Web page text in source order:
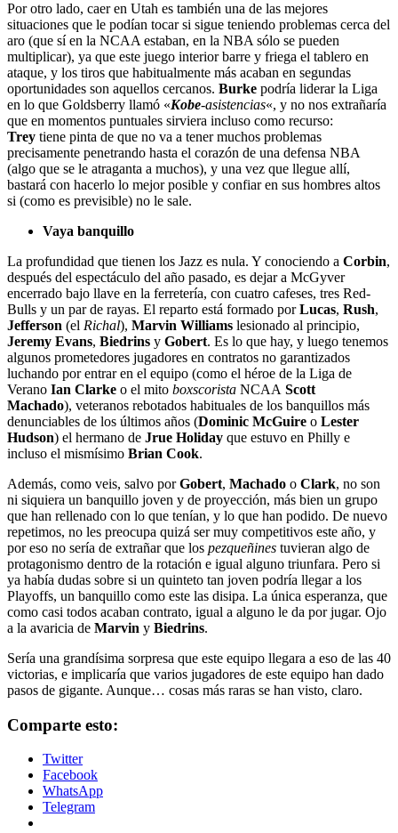
Por otro lado, caer en Utah es también una de las mejores
situaciones que le podían tocar si sigue teniendo problemas cerca del
aro (que sí en la NCAA estaban, en la NBA sólo se pueden
multiplicar), ya que este juego interior barre y friega el tablero en
ataque, y los tiros que habitualmente más acaban en segundas
oportunidades son aquellos cercanos. Burke podría liderar la Liga
en lo que Goldsberry llamó «Kobe-asistencias«, y no nos extrañaría
que en momentos puntuales sirviera incluso como recurso:
Trey tiene pinta de que no va a tener muchos problemas
precisamente penetrando hasta el corazón de una defensa NBA
(algo que se le atraganta a muchos), y una vez que llegue allí,
bastará con hacerlo lo mejor posible y confiar en sus hombres altos
si (como es previsible) no le sale.
Vaya banquillo
La profundidad que tienen los Jazz es nula. Y conociendo a Corbin,
después del espectáculo del año pasado, es dejar a McGyver
encerrado bajo llave en la ferretería, con cuatro cafeses, tres Red-
Bulls y un par de rayas. El reparto está formado porLucas, Rush,
Jefferson (el Richal), Marvin Williams lesionado al principio,
Jeremy Evans, Biedrins y Gobert. Es lo que hay, y luego tenemos
algunos prometedores jugadores en contratos no garantizados
luchando por entrar en el equipo (como el héroe de la Liga de
Verano Ian Clarke o el mito boxscorista NCAA Scott
Machado), veteranos rebotados habituales de los banquillos más
denunciables de los últimos años (Dominic McGuire o Lester
Hudson) el hermano de Jrue Holiday que estuvo en Philly e
incluso el mismísimo Brian Cook.
Además, como veis, salvo porGobert, Machado o Clark, no son
ni siquiera un banquillo joven y de proyección, más bien un grupo
que han rellenado con lo que tenían, y lo que han podido. De nuevo
repetimos, no les preocupa quizá ser muy competitivos este año, y
por eso no sería de extrañar que los pezqueñines tuvieran algo de
protagonismo dentro de la rotación e igual alguno triunfara. Pero si
ya había dudas sobre si un quinteto tan joven podría llegar a los
Playoffs, un banquillo como este las disipa. La única esperanza, que
como casi todos acaban contrato, igual a alguno le da por jugar. Ojo
a la avaricia de Marvin y Biedrins.
Sería una grandísima sorpresa que este equipo llegara a eso de las 40
victorias, e implicaría que varios jugadores de este equipo han dado
pasos de gigante. Aunque… cosas más raras se han visto, claro.
Comparte esto:
Twitter
Facebook
WhatsApp
Telegram